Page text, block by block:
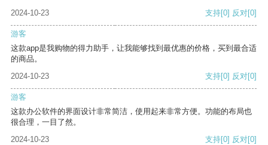
2024-10-23 支持[0] 反对[0]
游客
这款app是我购物的得力助手，让我能够找到最优惠的价格，买到最合适
的商品。
2024-10-23
支持[0] 反对[0]
游客
这款办公软件的界面设计非常简洁，使用起来非常方便。功能的布局也
很合理，一目了然。
2024-10-23
支持[0] 反对[0]